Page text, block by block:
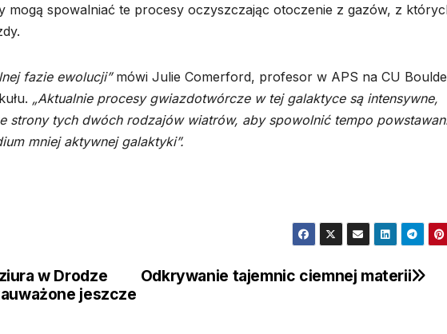
mogą spowalniać te procesy oczyszczając otoczenie z gazów, z
fazie ewolucji”mówi Julie Comerford, profesor w APS na CU
„Aktualnie procesy gwiazdotwórcze w tej galaktyce są intensywne,
strony tych dwóch rodzajów wiatrów, aby spowolnić tempo
mniej aktywnej galaktyki”.
Odkrywanie tajemnic ciemnej materii
w Drodze
jeszcze